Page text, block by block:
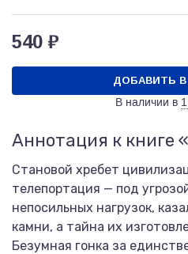
540 ₽
ДОБАВИТЬ В
В наличии в
Аннотация к книге
Становой хребет
телепортация — под
непосильных нагрузок,
камни, а тайна их
Безумная гонка за